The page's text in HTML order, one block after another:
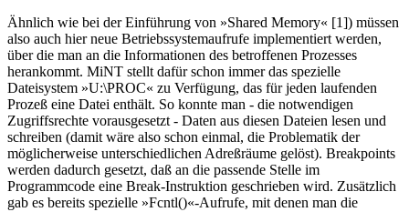
Ähnlich wie bei der Einführung von »Shared Memory« [1]) müssen
also auch hier neue Betriebssystemaufrufe implementiert werden,
über die man an die Informationen des betroffenen Prozesses
herankommt. MiNT stellt dafür schon immer das spezielle
Dateisystem »U:\PROC« zu Verfügung, das für jeden laufenden
Prozeß eine Datei enthält. So konnte man - die notwendigen
Zugriffsrechte vorausgesetzt - Daten aus diesen Dateien lesen und
schreiben (damit wäre also schon einmal, die Problematik der
möglicherweise unterschiedlichen Adreßräume gelöst). Breakpoints
werden dadurch gesetzt, daß an die passende Stelle im
Programmcode eine Break-Instruktion geschrieben wird. Zusätzlich
gab es bereits spezielle »Fcntl()«-Aufrufe, mit denen man die